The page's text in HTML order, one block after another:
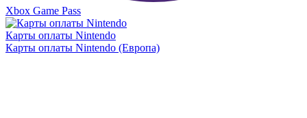
Xbox Game Pass
Карты оплаты Nintendo
Карты оплаты Nintendo (Европа)